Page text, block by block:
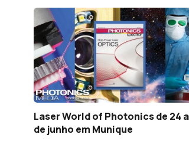
Laser World of Photonics de 24
de junho em Munique